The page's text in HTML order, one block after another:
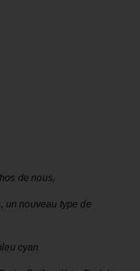
de nous,
un nouveau type de
cyan